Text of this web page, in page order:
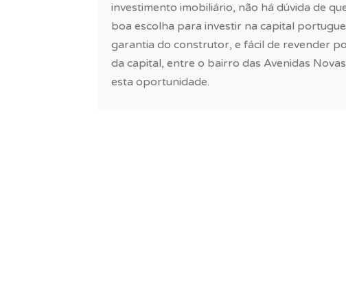
Este pequeno condomínio com a sua
Arroios, num bairro privilegiado que oferece
vantagens aos seus residentes: conforto e
dinâmico, proximidade das principais lojas de
Lisboa, rooftops e hotéis de 5 estrelas da capital.
investimento imobiliário, não há dúvida de
boa escolha para investir na capital
garantia do construtor, e fácil de revender
da capital, entre o bairro das Avenidas
esta oportunidade.